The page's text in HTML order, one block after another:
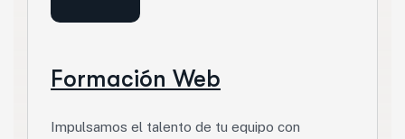
Formación Web
Impulsamos el talento de tu equipo con